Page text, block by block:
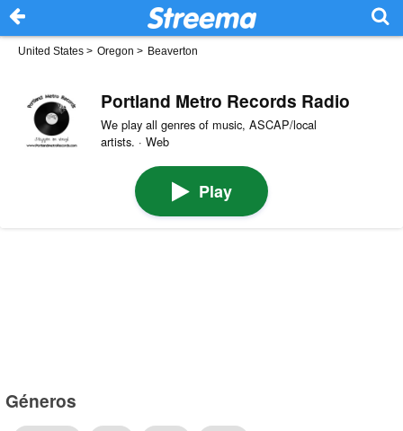
United States > Oregon > Beaverton
Portland Metro Records Radio
We play all genres of music, ASCAP/local
artists. · Web
Play
Géneros